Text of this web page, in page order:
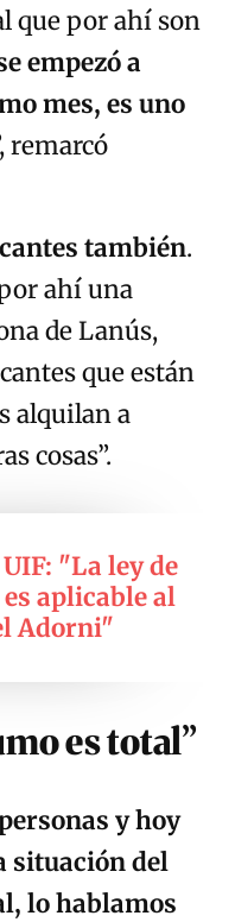
que por ahí son
empezó a
mes, es uno
remarcó
también.
ahí una
de Lanús,
que están
alquilan a
cosas”.
"La ley de
aplicable al
Adorni"
es total”
y hoy
situación del
lo hablamos